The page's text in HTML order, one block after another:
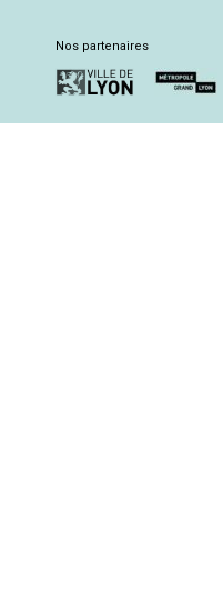
Nos partenaires